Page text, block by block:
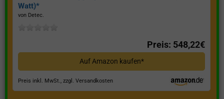
Watt)*
von Detec.
Preis: 548,22€
Auf Amazon kaufen*
Preis inkl. MwSt., zzgl. Versandkosten